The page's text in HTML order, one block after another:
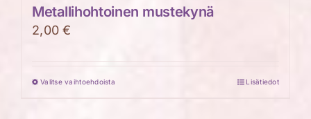
Metallihohtoinen mustekynä
2,00€
Valitse vaihtoehdoistaTällä
Lisätiedot